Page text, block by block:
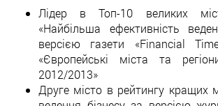
Лідер в Топ-10 великих
«Найбільша ефективність
версією газети «Financial
«Європейські міста та
2012/2013»
Друге місто в рейтингу кращих